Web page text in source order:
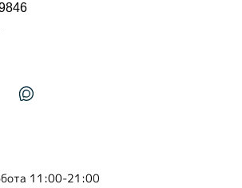
11:00-21:00